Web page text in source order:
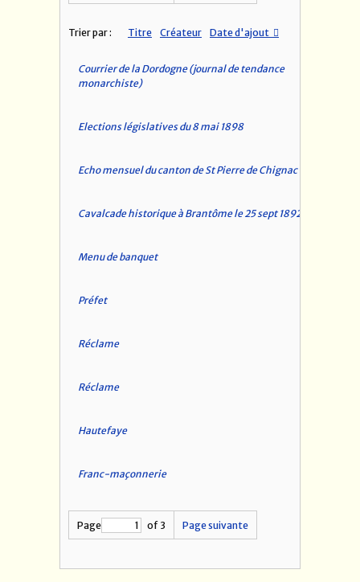
Trier par : Titre Créateur Date d'ajout
Courrier de la Dordogne (journal de tendance
monarchiste)
Elections législatives du 8 mai 1898
Echo mensuel du canton de St Pierre de Chignac
Cavalcade historique à Brantôme le 25 sept 1892
Menu de banquet
Préfet
Réclame
Réclame
Hautefaye
Franc-maçonnerie
Page of 3 Page suivante